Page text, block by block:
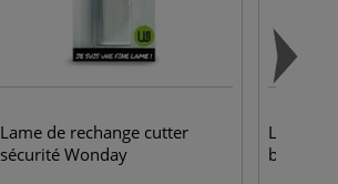
Lame de rechange cutter
sécurité Wonday
Lot de
bambou